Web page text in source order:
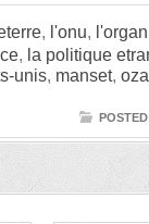
, l'onu,
, la politique
unis, manset,